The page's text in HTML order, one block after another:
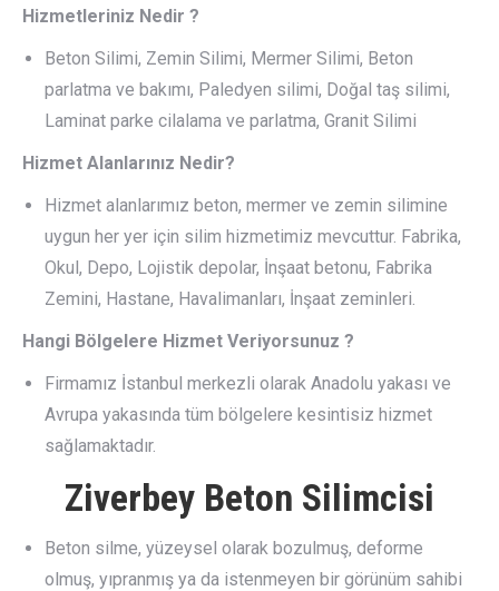
Hizmetleriniz Nedir ?
Beton Silimi, Zemin Silimi, Mermer Silimi, Beton
parlatma ve bakımı, Paledyen silimi, Doğal taş silimi,
Laminat parke cilalama ve parlatma, Granit Silimi
Hizmet Alanlarınız Nedir?
Hizmet alanlarımız beton, mermer ve zemin silimine
uygun her yer için silim hizmetimiz mevcuttur. Fabrika,
Okul, Depo, Lojistik depolar, İnşaat betonu, Fabrika
Zemini, Hastane, Havalimanları, İnşaat zeminleri.
Hangi Bölgelere Hizmet Veriyorsunuz ?
Firmamız İstanbul merkezli olarak Anadolu yakası ve
Avrupa yakasında tüm bölgelere kesintisiz hizmet
sağlamaktadır.
Ziverbey Beton Silimcisi
Beton silme, yüzeysel olarak bozulmuş, deforme
olmuş, yıpranmış ya da istenmeyen bir görünüm sahibi